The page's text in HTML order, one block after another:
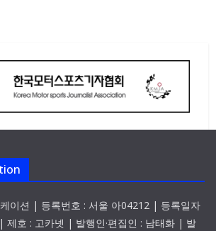
이션 | 등록번호 : 서울 아04212 | 등록일자
제호 : 고카넷 | 발행인·편집인 : 남태화 | 발